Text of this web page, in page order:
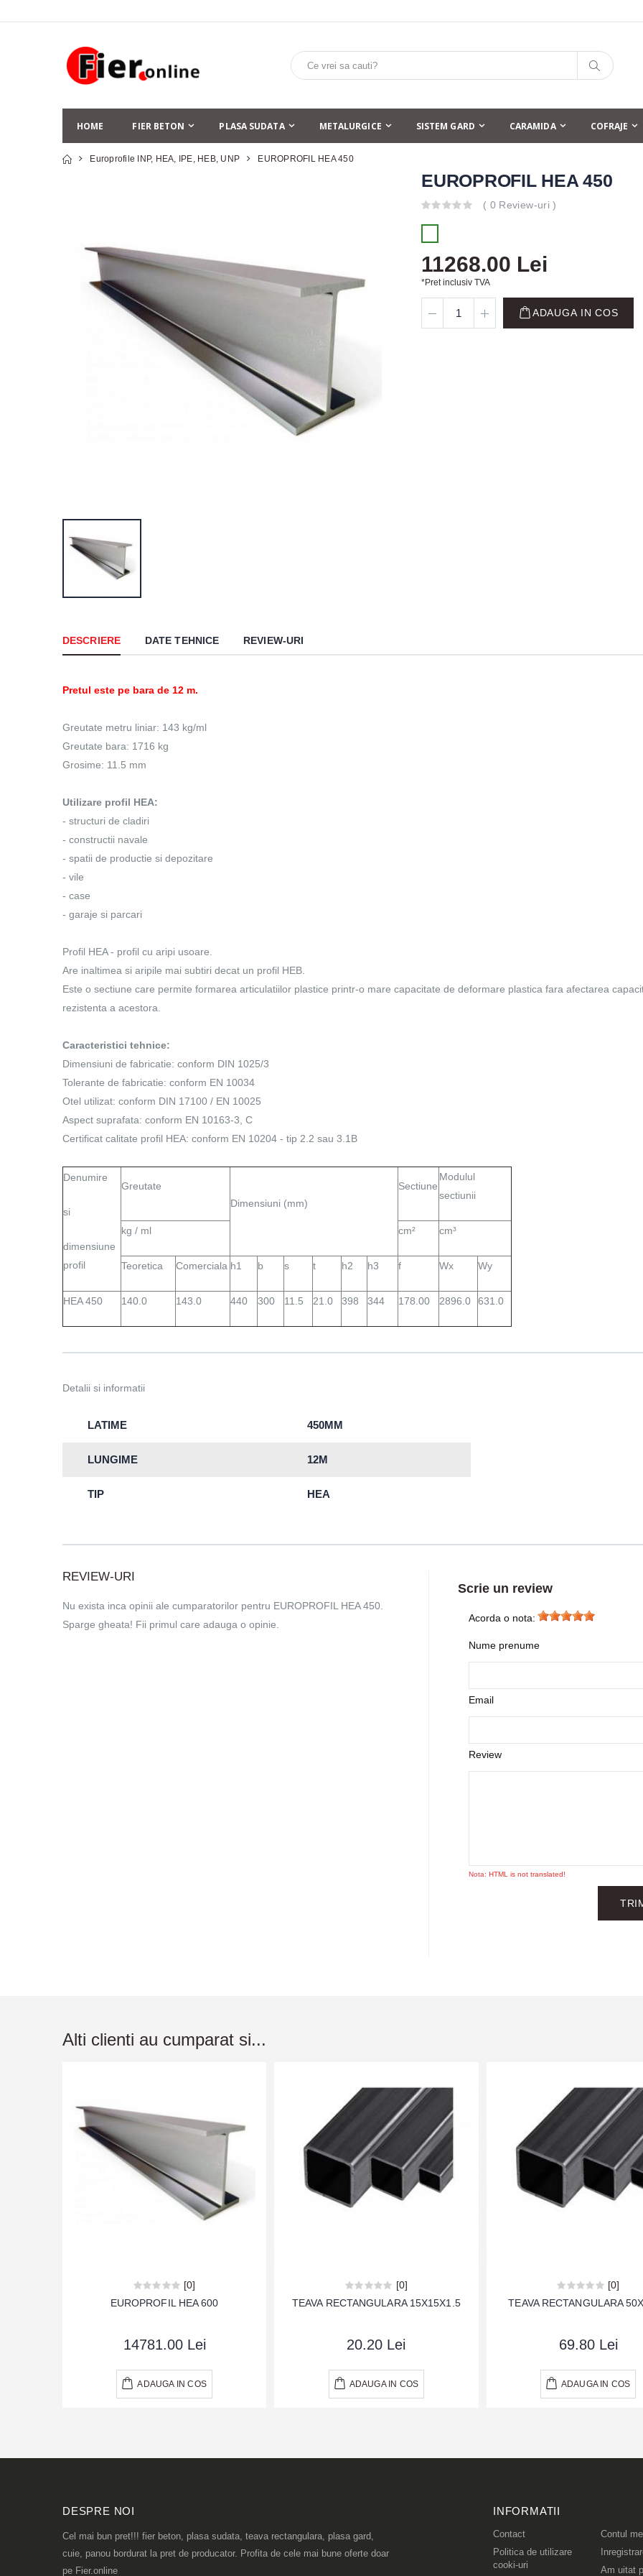
HOME FIER BETON PLASA SUDATA METALURGICE SISTEM GARD CARAMIDA COFRAJE
Europrofile INP, HEA, IPE, HEB, UNP EUROPROFIL HEA 450
EUROPROFIL HEA 450
( 0 Review-uri )
11268.00 Lei
*Pret inclusiv TVA
ADAUGA IN COS
DESCRIERE DATE TEHNICE REVIEW-URI
Pretul este pe bara de 12 m.
Greutate metru liniar: 143 kg/ml
Greutate bara: 1716 kg
Grosime: 11.5 mm
Utilizare profil HEA:
- structuri de cladiri
- constructii navale
- spatii de productie si depozitare
- vile
- case
- garaje si parcari
Profil HEA - profil cu aripi usoare.
Are inaltimea si aripile mai subtiri decat un profil HEB.
Este o sectiune care permite formarea articulatiilor plastice printr-o mare capacitate de deformare plastica fara afectarea
rezistenta a acestora.
Caracteristici tehnice:
Dimensiuni de fabricatie: conform DIN 1025/3
Tolerante de fabricatie: conform EN 10034
Otel utilizat: conform DIN 17100 / EN 10025
Aspect suprafata: conform EN 10163-3, C
Certificat calitate profil HEA: conform EN 10204 - tip 2.2 sau 3.1B
Denumire
si
dimensiune
profil
Greutate
Dimensiuni (mm)
Sectiune
Modulul
sectiunii
kg / ml cm² cm³
Teoretica Comerciala h1 b s t h2 h3 f Wx Wy
HEA 450 140.0 143.0 440 300 11.5 21.0 398 344 178.00 2896.0 631.0
Detalii si informatii
LATIME 450MM
LUNGIME 12M
TIP HEA
REVIEW-URI
Nu exista inca opinii ale cumparatorilor pentru EUROPROFIL HEA 450.
Sparge gheata! Fii primul care adauga o opinie.
Scrie un review
Acorda o nota:
Nume prenume
Email
Review
Nota: HTML is not translated!
Alti clienti au cumparat si...
[0]
EUROPROFIL HEA 600
14781.00 Lei
ADAUGA IN COS
[0]
TEAVA RECTANGULARA 15X15X1.5
20.20 Lei
ADAUGA IN COS
[0]
TEAVA RECTANGULARA
69.80 Lei
ADAUGA IN COS
DESPRE NOI
Cel mai bun pret!!! fier beton, plasa sudata, teava rectangulara, plasa gard,
cuie, panou bordurat la pret de producator. Profita de cele mai bune oferte doar
pe Fier.online
INFORMATII
Contact
Politica de utilizare
cooki-uri
Contul
Am uitat